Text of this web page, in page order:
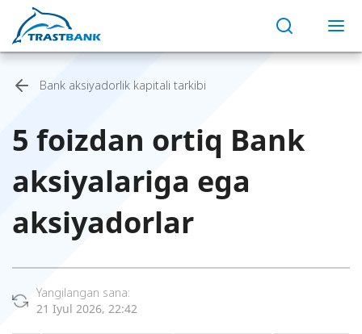
Bank aksiyadorlik kapitali tarkibi
5 foizdan ortiq Bank
aksiyalariga ega
aksiyadorlar
Yangilangan sana:
21 Iyul 2026, 22:42